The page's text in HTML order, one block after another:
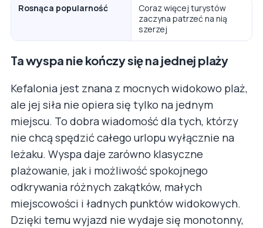
Rosnąca popularność
Coraz więcej turystów
zaczyna patrzeć na nią
szerzej
Ta wyspa nie kończy się na jednej plaży
Kefalonia jest znana z mocnych widokowo plaż,
ale jej siła nie opiera się tylko na jednym
miejscu. To dobra wiadomość dla tych, którzy
nie chcą spędzić całego urlopu wyłącznie na
leżaku. Wyspa daje zarówno klasyczne
plażowanie, jak i możliwość spokojnego
odkrywania różnych zakątków, małych
miejscowości i ładnych punktów widokowych.
Dzięki temu wyjazd nie wydaje się monotonny,